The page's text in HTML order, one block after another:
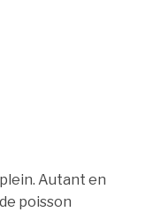
Autant en
poisson